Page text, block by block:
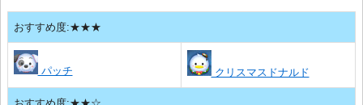
おすすめ度:★★★
パッチ クリスマスドナルド